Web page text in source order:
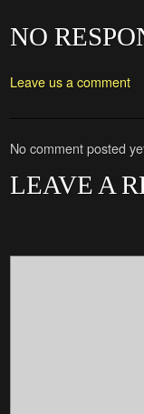
NO
Leave us a comment
No comment posted
LEAVE A